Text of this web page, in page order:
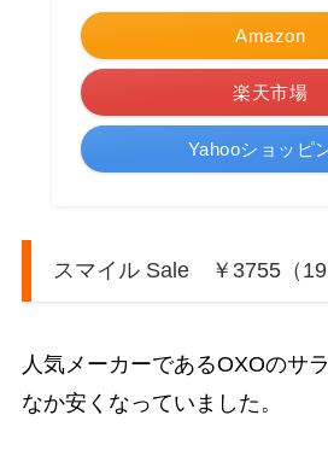
Amazon
楽天市場
Yahooショッピ
スマイル Sale ￥3755（19
人気メーカーであるOXOのサ
なか安くなっていました。